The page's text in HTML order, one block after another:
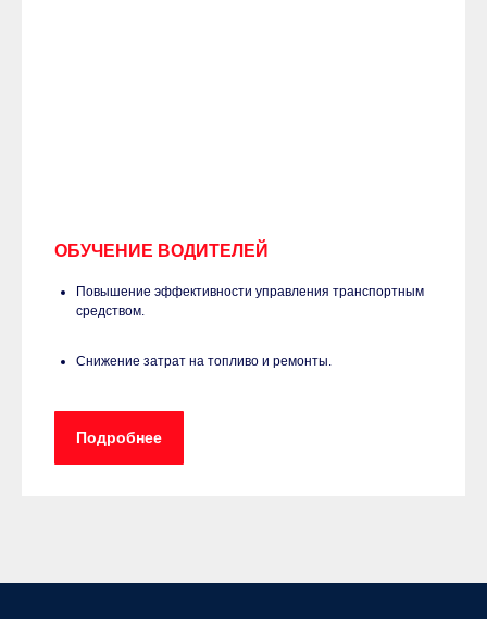
ОБУЧЕНИЕ ВОДИТЕЛЕЙ
Повышение эффективности управления транспортным
средством.
Снижение затрат на топливо и ремонты.
Подробнее